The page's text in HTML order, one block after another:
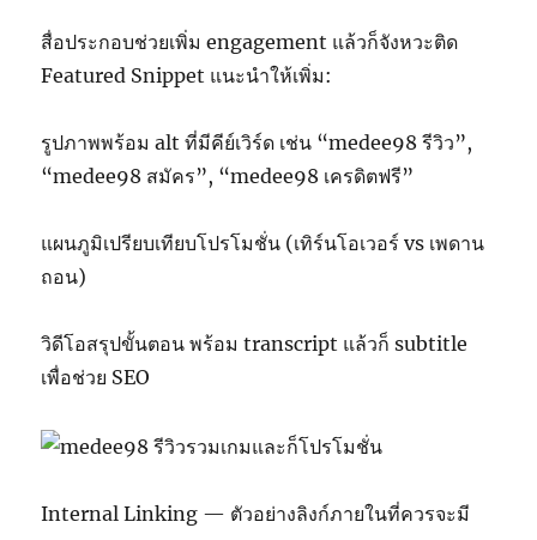
สื่อประกอบช่วยเพิ่ม engagement แล้วก็จังหวะติด
Featured Snippet แนะนำให้เพิ่ม:
รูปภาพพร้อม alt ที่มีคีย์เวิร์ด เช่น “medee98 รีวิว”,
“medee98 สมัคร”, “medee98 เครดิตฟรี”
แผนภูมิเปรียบเทียบโปรโมชั่น (เทิร์นโอเวอร์ vs เพดาน
ถอน)
วิดีโอสรุปขั้นตอน พร้อม transcript แล้วก็ subtitle
เพื่อช่วย SEO
Internal Linking — ตัวอย่างลิงก์ภายในที่ควรจะมี